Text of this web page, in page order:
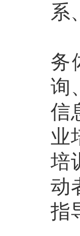
系
务
询
信
业
培
动
指